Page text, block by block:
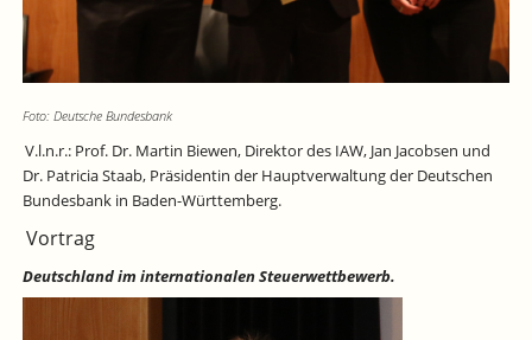
Foto: Deutsche Bundesbank
V.l.n.r.: Prof. Dr. Martin Biewen, Direktor des IAW, Jan Jacobsen und
Dr. Patricia Staab, Präsidentin der Hauptverwaltung der Deutschen
Bundesbank in Baden-Württemberg.
Vortrag
Deutschland im internationalen Steuerwettbewerb.